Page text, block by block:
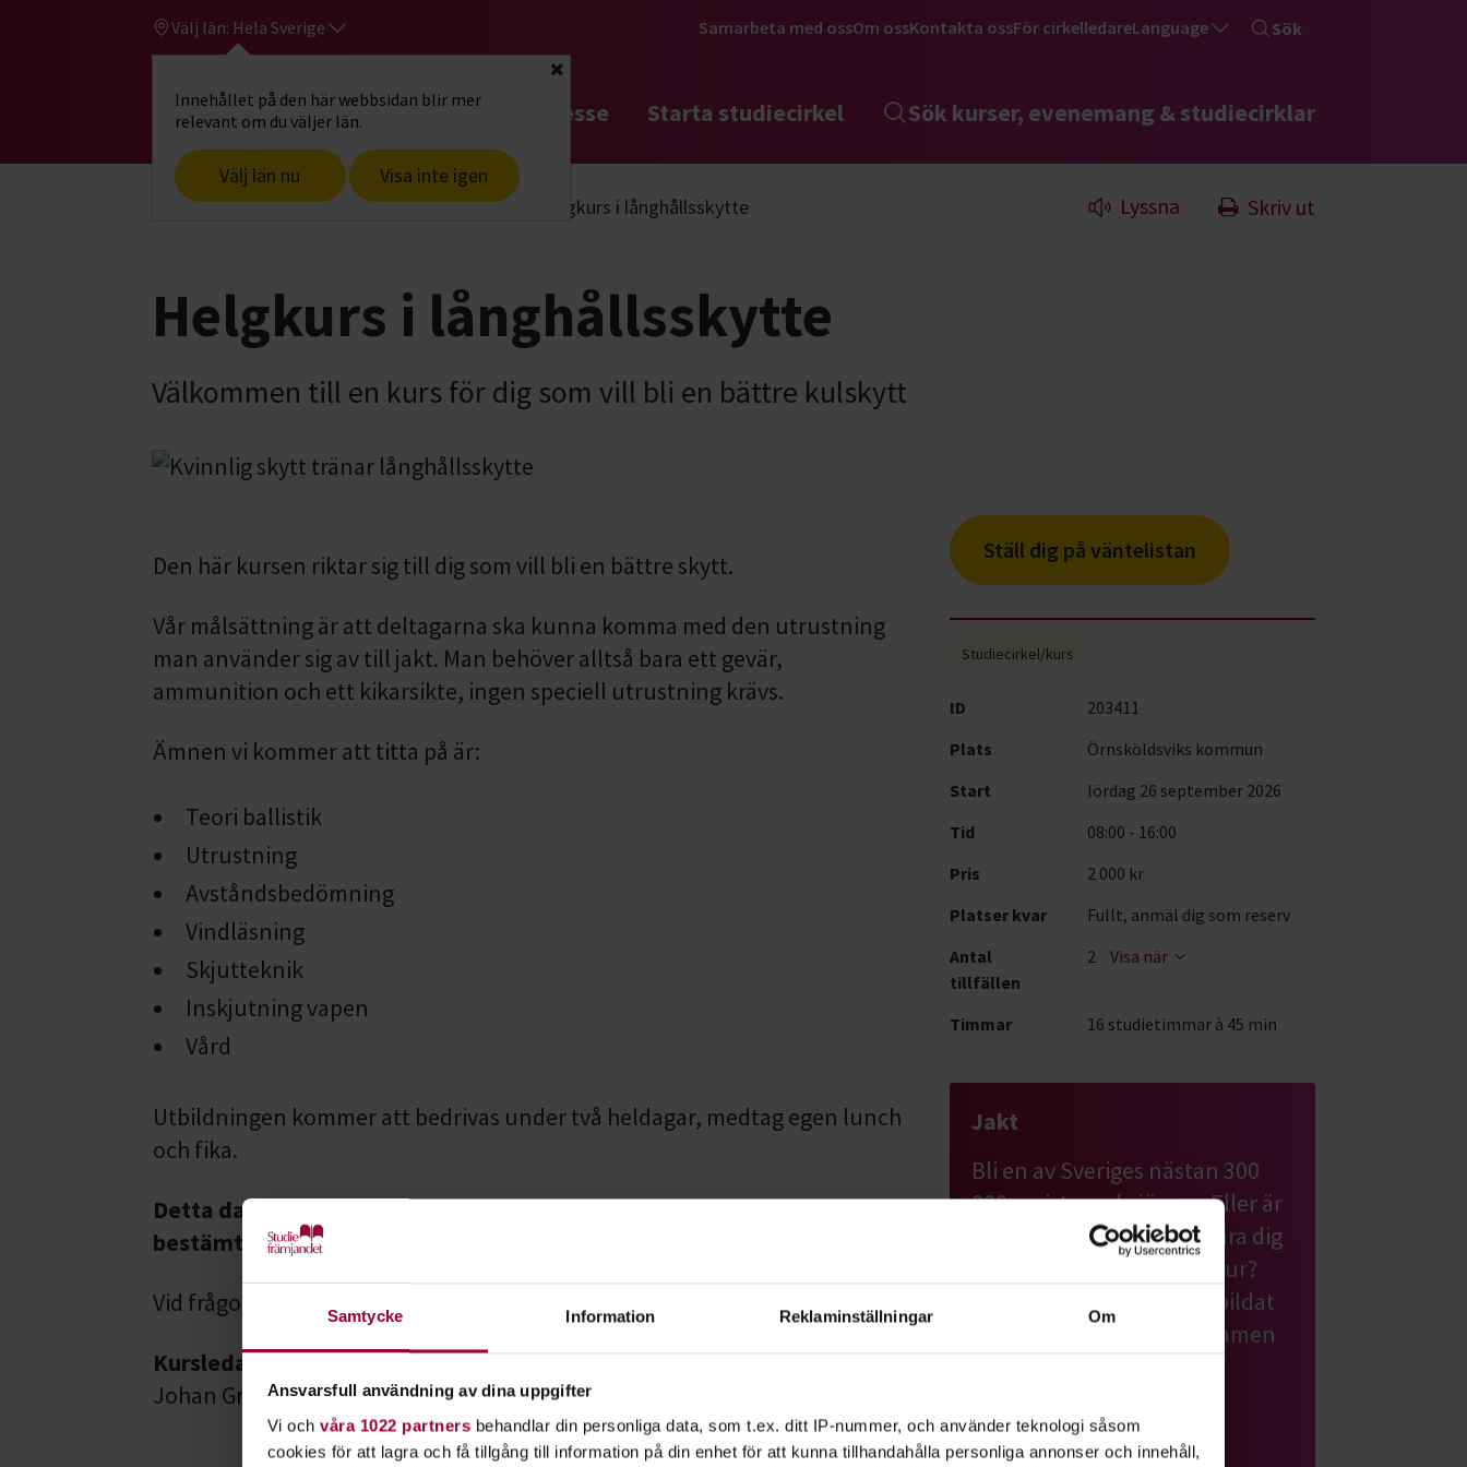
Samtycke Information Reklaminställningar Om
Ansvarsfull användning av dina uppgifter
Vi och våra 1022 partners behandlar din personliga data, som t.ex. ditt IP-nummer, och använder teknologi såsom
cookies för att lagra och få tillgång till information på din enhet för att kunna tillhandahålla personliga annonser och innehåll,
Välj län: Hela Sverige
Innehållet på den här webbsidan blir mer
relevant om du väljer län.
Välj län nu Visa inte igen
Stäng
Samarbeta med ossOm ossKontakta ossFör cirkelledareLanguage Sök
Gå till studiefrämjandets startsidaHitta intresse Starta studiecirkel Sök kurser, evenemang & studiecirklar
Start Hitta intresse Jakt & fiske Jakt Helgkurs i långhållsskytte Lyssna Skriv ut
Helgkurs i långhållsskytte
Välkommen till en kurs för dig som vill bli en bättre kulskytt
Den här kursen riktar sig till dig som vill bli en bättre skytt.
Vår målsättning är att deltagarna ska kunna komma med den utrustning
man använder sig av till jakt. Man behöver alltså bara ett gevär,
ammunition och ett kikarsikte, ingen speciell utrustning krävs.
Ämnen vi kommer att titta på är:
Teori ballistik
Utrustning
Avståndsbedömning
Vindläsning
Skjutteknik
Inskjutning vapen
Vård
Utbildningen kommer att bedrivas under två heldagar, medtag egen lunch
och fika.
Detta datum är preliminärt, vi återkopplar till alla anmälda så snart vi
bestämt startdatum.
Vid frågor kontakta ledaren Johan Gripenrot: 072-577 22 93
Kursledare
Johan Gripenrot
Ställ dig på väntelistan
Studiecirkel/kurs
ID
203411
Plats
Örnsköldsviks kommun
Start
lördag 26 september 2026
Tid
08:00 - 16:00
Pris
2 000 kr
Platser kvar
Fullt, anmäl dig som reserv
Antal
tillfällen
2 Visa när
Timmar 16 studietimmar à 45 min
Jakt
Bli en av Sveriges nästan 300
000 registrerade jägare. Eller är
du redan jägare och vill lära dig
mer om jakt, djur och natur?
Studiefrämjandet har utbildat
jägare i över 30 år. Välkommen
Läs mer om ämnet